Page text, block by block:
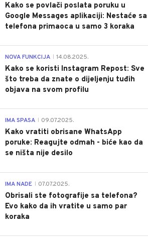
Kako se povlači poslata poruku u
Google Messages aplikaciji: Nestaće sa
telefona primaoca u samo 3 koraka
NOVA FUNKCIJA 14.08.2025.
Kako se koristi Instagram Repost: Sve
što treba da znate o dijeljenju tuđih
objava na svom profilu
IMA SPASA 09.07.2025.
Kako vratiti obrisane WhatsApp
poruke: Reagujte odmah - biće kao da
se ništa nije desilo
IMA NADE 07.07.2025.
Obrisali ste fotografije sa telefona?
Evo kako da ih vratite u samo par
koraka